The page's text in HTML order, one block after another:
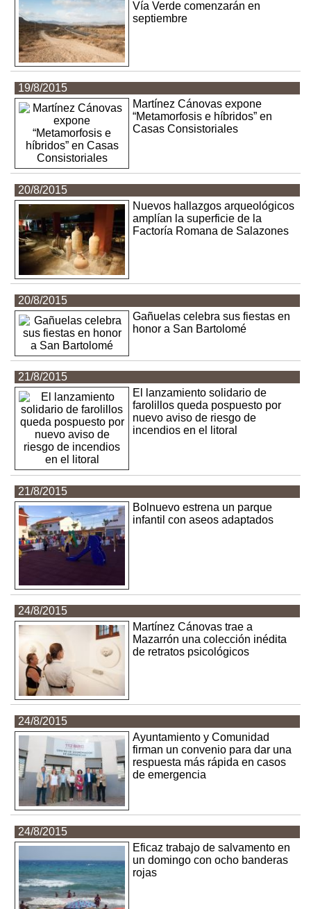
Vía Verde comenzarán en
septiembre
19/8/2015
Martínez Cánovas expone
“Metamorfosis e híbridos” en
Casas Consistoriales
20/8/2015
Nuevos hallazgos arqueológicos
amplían la superficie de la
Factoría Romana de Salazones
20/8/2015
Gañuelas celebra sus fiestas en
honor a San Bartolomé
21/8/2015
El lanzamiento solidario de
farolillos queda pospuesto por
nuevo aviso de riesgo de
incendios en el litoral
21/8/2015
Bolnuevo estrena un parque
infantil con aseos adaptados
24/8/2015
Martínez Cánovas trae a
Mazarrón una colección inédita
de retratos psicológicos
24/8/2015
Ayuntamiento y Comunidad
firman un convenio para dar una
respuesta más rápida en casos
de emergencia
24/8/2015
Eficaz trabajo de salvamento en
un domingo con ocho banderas
rojas